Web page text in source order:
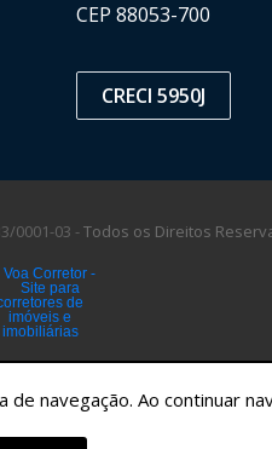
CEP 88053-700
CRECI 5950J
0001-03 -Todos os Direitos
navegação. Ao continuar